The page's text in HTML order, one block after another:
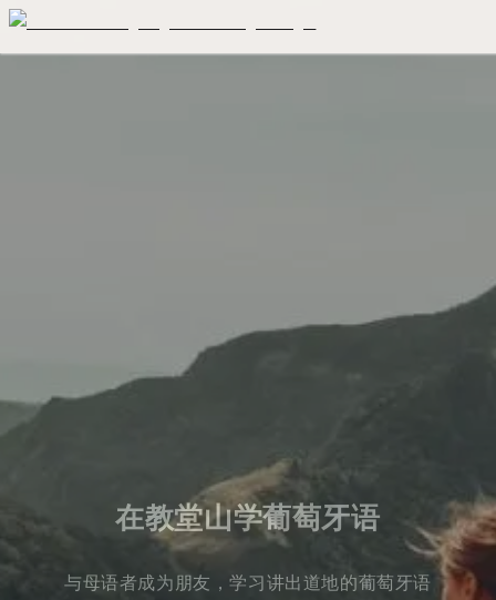
在教堂山学葡萄牙语
与母语者成为朋友，学习讲出道地的葡萄牙语